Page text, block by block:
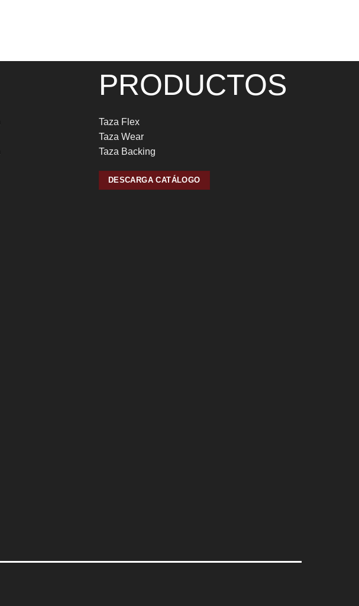
PRODUCTOS
Taza Flex
Taza Wear
Taza Backing
DESCARGA CATÁLOGO